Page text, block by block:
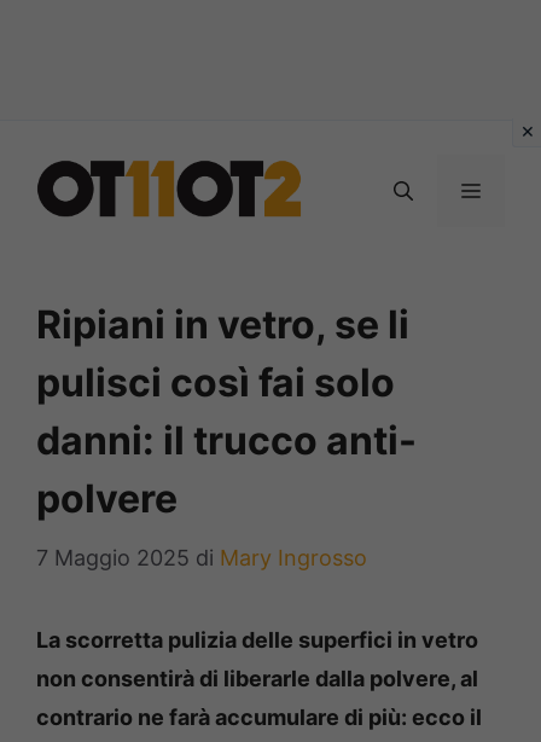
contenuto
MENU
Ripiani in vetro, se li
pulisci così fai solo
danni: il trucco anti-
polvere
7 Maggio 2025 di Mary Ingrosso
La scorretta pulizia delle superfici in vetro
non consentirà di liberarle dalla polvere, al
contrario ne farà accumulare di più: ecco il